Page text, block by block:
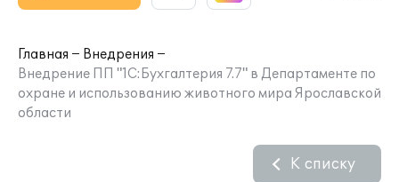
Главная
Внедрения
Внедрение ПП "1С:Бухгалтерия 7.7" в Департаменте по
охране и использованию животного мира Ярославской
области
К списку